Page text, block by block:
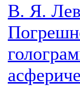
В. Я.